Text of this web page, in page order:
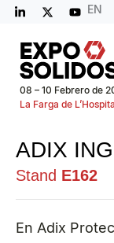
EN
08 – 10 Febrero de
La Farga de
ADIX
Stand E162
En Adix